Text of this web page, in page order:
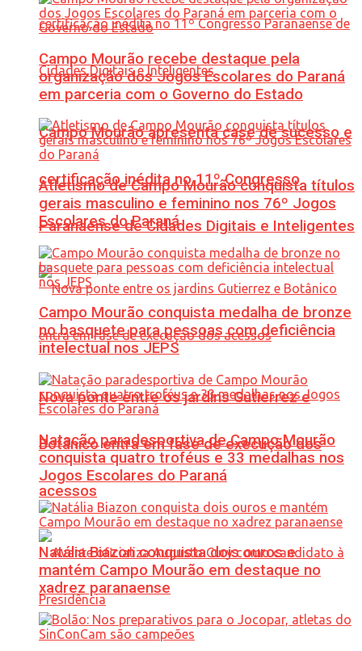
Campo Mourão apresenta case de sucesso e
certificação inédita no 11º Congresso
Paranaense de Cidades Digitais e Inteligentes
Nova ponte entre os jardins Gutierrez e
Botânico entra em fase de execução dos
acessos
Campo Mourão recebe destaque pela
organização dos Jogos Escolares do Paraná
em parceria com o Governo do Estado
Atletismo de Campo Mourão conquista títulos
gerais masculino e feminino nos 76º Jogos
Escolares do Paraná
Campo Mourão conquista medalha de bronze
no basquete para pessoas com deficiência
intelectual nos JEPS
Natação paradesportiva de Campo Mourão
conquista quatro troféus e 33 medalhas nos
Jogos Escolares do Paraná
Natália Biazon conquista dois ouros e
mantém Campo Mourão em destaque no
xadrez paranaense